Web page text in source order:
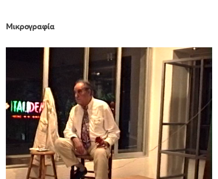
Μικρογραφία